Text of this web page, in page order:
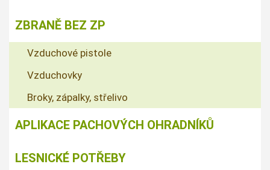
ZBRANĚ BEZ ZP
Vzduchové pistole
Vzduchovky
Broky, zápalky, střelivo
APLIKACE PACHOVÝCH OHRADNÍKŮ
LESNICKÉ POTŘEBY